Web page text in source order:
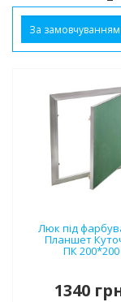
Люк під
Планшет
ПК 200*200
1340